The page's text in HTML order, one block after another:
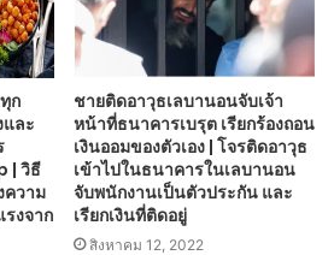
ก
ละ
| วิธี
ความ
งจาก
ชายติดอาวุธเลบานอนจับเจ้า
หน้าที่ธนาคารเบรุต เรียกร้องถอน
เงินออมของตัวเอง | โจรติดอาวุธ
เข้าไปในธนาคารในเลบานอน
จับพนักงานเป็นตัวประกัน และ
เรียกเงินที่ติดอยู่
สิงหาคม 12, 2022